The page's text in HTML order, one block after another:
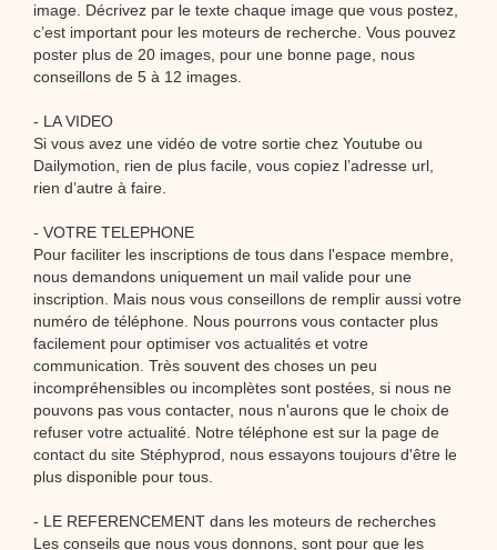
image. Décrivez par le texte chaque image que vous postez,
c’est important pour les moteurs de recherche. Vous pouvez
poster plus de 20 images, pour une bonne page, nous
conseillons de 5 à 12 images.
- LA VIDEO
Si vous avez une vidéo de votre sortie chez Youtube ou
Dailymotion, rien de plus facile, vous copiez l’adresse url,
rien d’autre à faire.
- VOTRE TELEPHONE
Pour faciliter les inscriptions de tous dans l'espace membre,
nous demandons uniquement un mail valide pour une
inscription. Mais nous vous conseillons de remplir aussi votre
numéro de téléphone. Nous pourrons vous contacter plus
facilement pour optimiser vos actualités et votre
communication. Très souvent des choses un peu
incompréhensibles ou incomplètes sont postées, si nous ne
pouvons pas vous contacter, nous n'aurons que le choix de
refuser votre actualité. Notre téléphone est sur la page de
contact du site Stéphyprod, nous essayons toujours d'être le
plus disponible pour tous.
- LE REFERENCEMENT dans les moteurs de recherches
Les conseils que nous vous donnons, sont pour que les